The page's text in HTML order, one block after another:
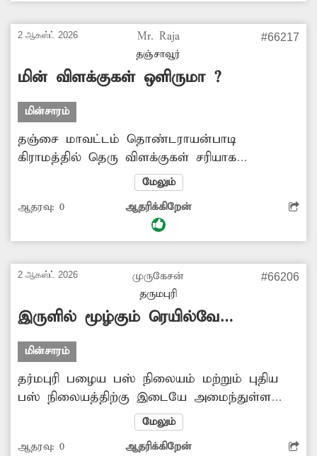
வந்து, பொதுமக்களின் பாதுகாப்பை உறுதி
2 ஆகஸ்ட் 2026
Mr. Raja
தஞ்சாவூர்
#66217
மின் விளக்குகள் ஒளிருமா ?
மின்சாரம்
தஞ்சை மாவட்டம் தொண்டராயன்பாடி
கிராமத்தில் தெரு விளக்குகள் சரியாக
எரிவதில்லை. இதனால் இரவு நேரங்களில்
தெருக்கள் இருள் சூழ்ந்து கிடப்பதால், பெண்கள்
வீட்டை விட்டு வெளியே சென்று வர
அச்சப்படுகின்றனர். மேலும் வாகன ஓட்டிகளும்
அதிகாரிகள் தெருவிளக்குகள் ஒளிர நடவடிக்கை
தொண்டராயன்பாடி.
மேலும்
ஆதரவு: 0 ஆதரிக்கிறேன்
2 ஆகஸ்ட் 2026
முருகேசன்
தருமபுரி
#66206
இருளில் மூழ்கும் ரெயில்வே
மேம்பாலம்
மின்சாரம்
தர்மபுரி பழைய பஸ் நிலையம் மற்றும் புதிய
பஸ் நிலையத்திற்கு இடையே அமைந்துள்ள
குமாரசாமிபேட்டை ரெயில்வே மேம்பாலம்
வழியாக தினமும் 20 ஆயிரத்திற்கும் மேற்பட்ட
வாகனங்கள் செல்கின்றன. இந்த மேம்பாலத்தில்
மேலும்
ஆதரவு: 0 ஆதரிக்கிறேன்